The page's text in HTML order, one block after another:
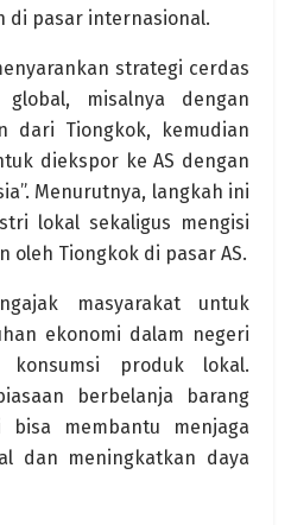
di pasar internasional.
strategi cerdas
misalnya dengan
dari Tiongkok, kemudian
diekspor ke AS dengan
Menurutnya, langkah ini
lokal sekaligus mengisi
oleh Tiongkok di pasar AS.
masyarakat untuk
ekonomi dalam negeri
konsumsi produk lokal.
berbelanja barang
bisa membantu menjaga
dan meningkatkan daya